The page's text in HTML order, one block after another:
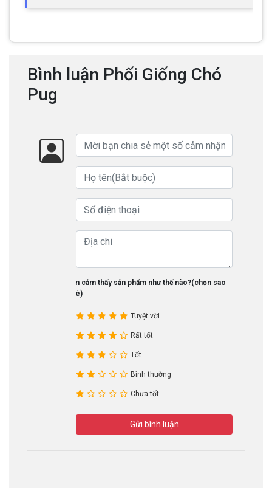
Bình luận Phối Giống Chó
Pug
Bạn cảm thấy sản phẩm như thế nào?(chọn sao
nhé)
Tuyệt vời
Rất tốt
Tốt
Bình thường
Chưa tốt
Gửi bình luận